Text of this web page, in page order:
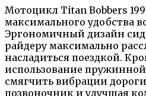
Мотоцикл Titan Bobbers
максимального удобства
Эргономичный дизайн
райдеру максимально
насладиться поездкой.
использование
смягчить вибрации
позвоночник и улучшая